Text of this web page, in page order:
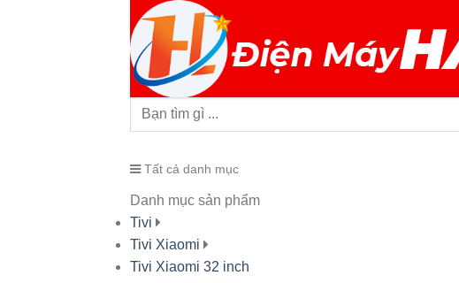
Tất cả danh mục
Danh mục sản phẩm
Tivi
Tivi Xiaomi
Tivi Xiaomi 32 inch